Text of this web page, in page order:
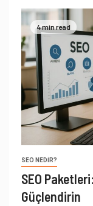
4 min read
SEO NEDIR?
SEO
Güçlendirin